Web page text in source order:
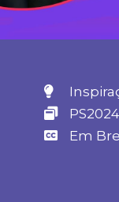
PS2024
Em